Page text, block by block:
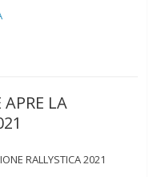
APRE LA
RALLYSTICA 2021